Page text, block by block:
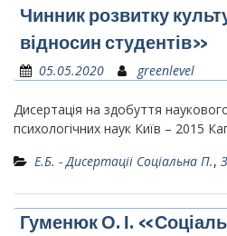
Чинник розвитку
відносин студентів»
05.05.2020 greenlevel
Дисертація на здобуття
психологічних наук Київ – 2015
Е.Б. - Дисертаціі Соціальна П.,
Гуменюк О. І.